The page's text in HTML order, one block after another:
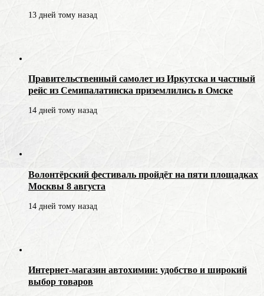
13 дней тому назад
Правительственный самолет из Иркутска и частный
рейс из Семипалатинска приземлились в Омске
14 дней тому назад
Волонтёрский фестиваль пройдёт на пяти площадках
Москвы 8 августа
14 дней тому назад
Интернет-магазин автохимии: удобство и широкий
выбор товаров